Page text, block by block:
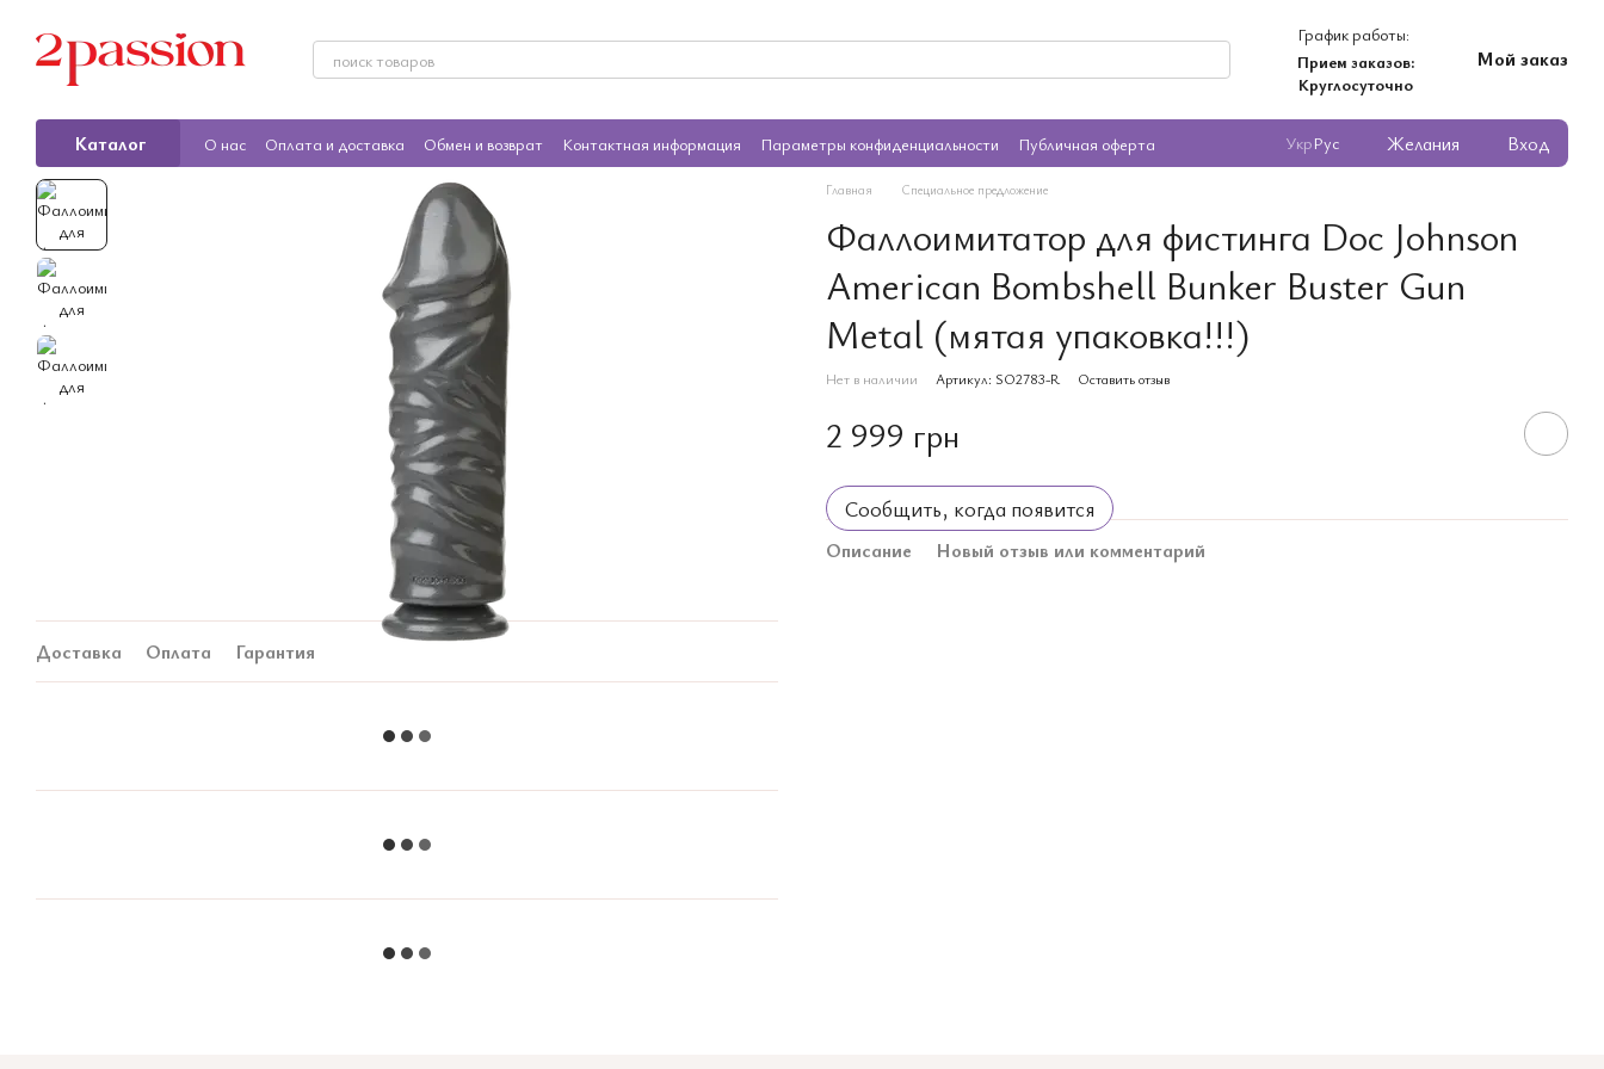
График работы:
Прием заказов:
Круглосуточно
Мой заказ
Каталог О нас Оплата и доставка Обмен и возврат Контактная информация Параметры конфиденциальности Публичная оферта УкрРус Желания Вход
Доставка Оплата Гарантия
Главная Специальное предложение
Фаллоимитатор для фистинга Doc Johnson
American Bombshell Bunker Buster Gun
Metal (мятая упаковка!!!)
Нет в наличии Артикул: SO2783-R Оставить отзыв
2 999 грн
Сообщить, когда появится
Описание Новый отзыв или комментарий